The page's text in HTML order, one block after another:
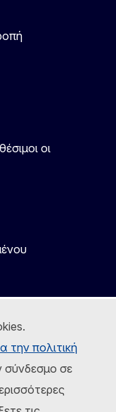
την πολιτική
σύνδεσμο σε
οι